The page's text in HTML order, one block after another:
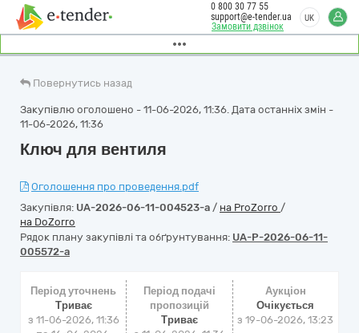
Замовити дзвінок
0 800 30 77 55
support@e-tender.ua
UK
Повернутись назад
Закупівлю оголошено - 11-06-2026, 11:36. Дата останніх змін -
11-06-2026, 11:36
Ключ для вентиля
Оголошення про проведення.pdf
Закупівля: UA-2026-06-11-004523-a / на ProZorro /
на DoZorro
Рядок плану закупівлі та обґрунтування: UA-P-2026-06-11-
005572-a
Період уточнень
Триває
з 11-06-2026, 11:36
Період подачі
пропозицій
Триває
Аукціон
Очікується
з19-06-2026, 13:23